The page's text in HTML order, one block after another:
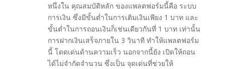
หนึ่งใน คุณสมบัติหลัก ของแพลตฟอร์มนี้คือ ระบบ
การเงิน ซึ่งมีขั้นต่ำในการเติมเงินเพียง 1 บาท และ
ขั้นต่ำในการถอนเงินก็เช่นเดียวกันที่ 1 บาท เท่านั้น
การฝากเงินเสร็จภายใน 3 วินาที ทำให้แพลตฟอร์ม
นี้ โดดเด่นด้านความเร็ว นอกจากนี้ยัง เปิดให้ถอน
ได้ไม่จำกัดจำนวน ซึ่งเป็น จุดเด่นที่ช่วยให้